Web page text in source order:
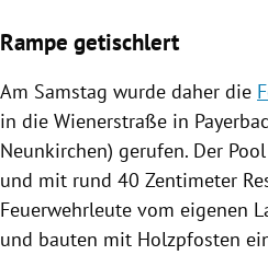
Rampe getischlert
Am Samstag wurde daher die
in die Wienerstraße in
Neunkirchen) gerufen. Der
und mit rund 40 Zentimeter
Feuerwehrleute vom eigenen
und bauten mit Holzpfosten